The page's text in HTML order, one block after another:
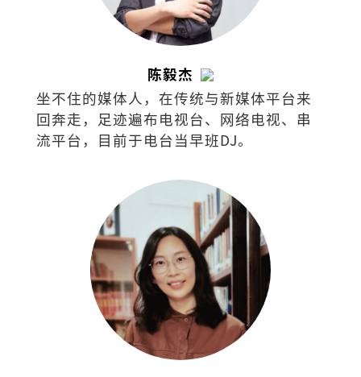
陈毅杰
坐不住的媒体人，在传统与新媒体平台来
回奔走，足迹遍布电视台、网络电视、串
流平台，目前于电台当早班DJ。